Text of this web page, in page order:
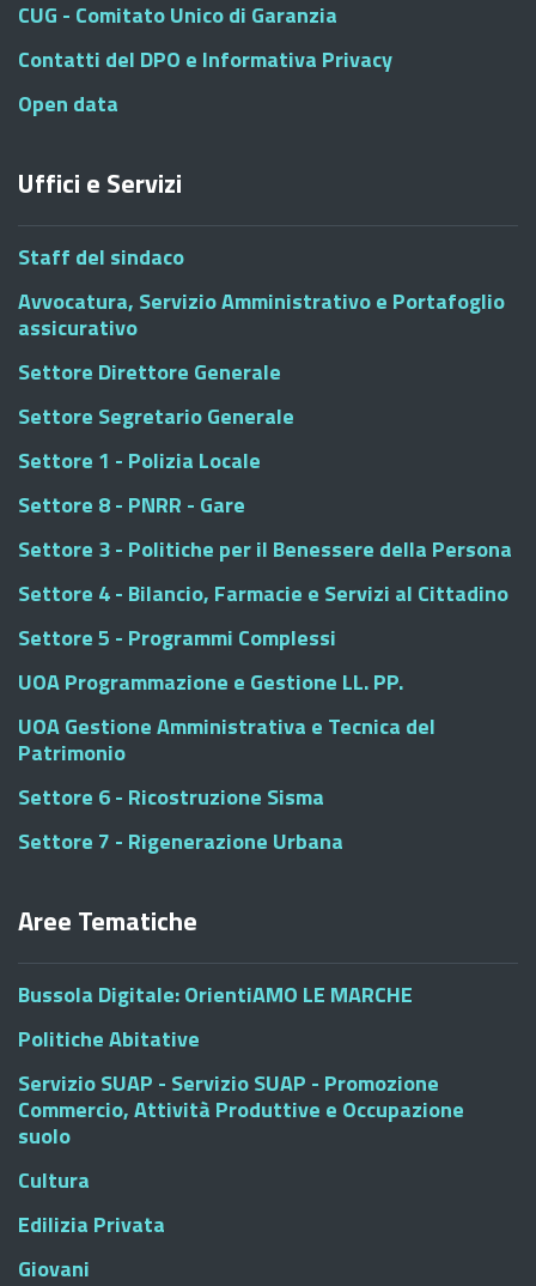
CUG - Comitato Unico di Garanzia
Contatti del DPO e Informativa Privacy
Open data
Uffici e Servizi
Staff del sindaco
Avvocatura, Servizio Amministrativo e Portafoglio
assicurativo
Settore Direttore Generale
Settore Segretario Generale
Settore 1 - Polizia Locale
Settore 8 - PNRR - Gare
Settore 3 - Politiche per il Benessere della Persona
Settore 4 - Bilancio, Farmacie e Servizi al Cittadino
Settore 5 - Programmi Complessi
UOA Programmazione e Gestione LL. PP.
UOA Gestione Amministrativa e Tecnica del
Patrimonio
Settore 6 - Ricostruzione Sisma
Settore 7 - Rigenerazione Urbana
Aree Tematiche
Bussola Digitale: OrientiAMO LE MARCHE
Politiche Abitative
Servizio SUAP - Servizio SUAP - Promozione
Commercio, Attività Produttive e Occupazione
suolo
Cultura
Edilizia Privata
Giovani